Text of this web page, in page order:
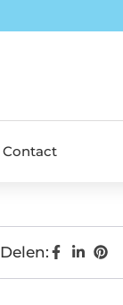
Contact
Delen: